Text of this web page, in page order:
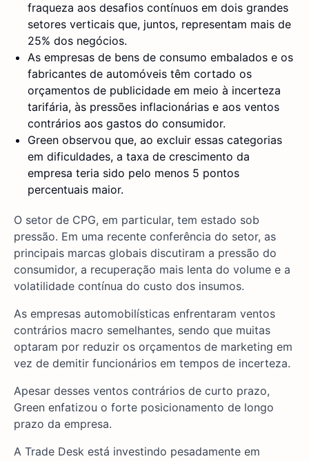
fraqueza aos desafios contínuos em dois grandes
setores verticais que, juntos, representam mais de
25% dos negócios.
As empresas de bens de consumo embalados e os
fabricantes de automóveis têm cortado os
orçamentos de publicidade em meio à incerteza
tarifária, às pressões inflacionárias e aos ventos
contrários aos gastos do consumidor.
Green observou que, ao excluir essas categorias
em dificuldades, a taxa de crescimento da
empresa teria sido pelo menos 5 pontos
percentuais maior.
O setor de CPG, em particular, tem estado sob
pressão. Em uma recente conferência do setor, as
principais marcas globais discutiram a pressão do
consumidor, a recuperação mais lenta do volume e a
volatilidade contínua do custo dos insumos.
As empresas automobilísticas enfrentaram ventos
contrários macro semelhantes, sendo que muitas
optaram por reduzir os orçamentos de marketing em
vez de demitir funcionários em tempos de incerteza.
Apesar desses ventos contrários de curto prazo,
Green enfatizou o forte posicionamento de longo
prazo da empresa.
A Trade Desk está investindo pesadamente em